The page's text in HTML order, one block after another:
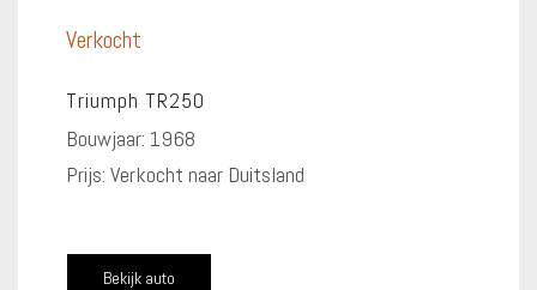
Verkocht
Triumph TR250
Bouwjaar: 1968
Prijs: Verkocht naar Duitsland
Bekijk auto